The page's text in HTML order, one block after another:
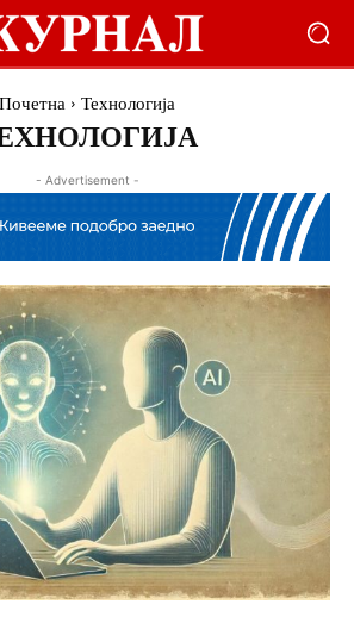
Почетна Технологија
- Advertisement -